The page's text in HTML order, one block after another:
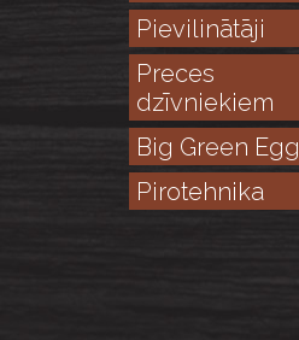
Pievilinātāji
Preces
dzīvniekiem
Big Green Egg
Pirotehnika